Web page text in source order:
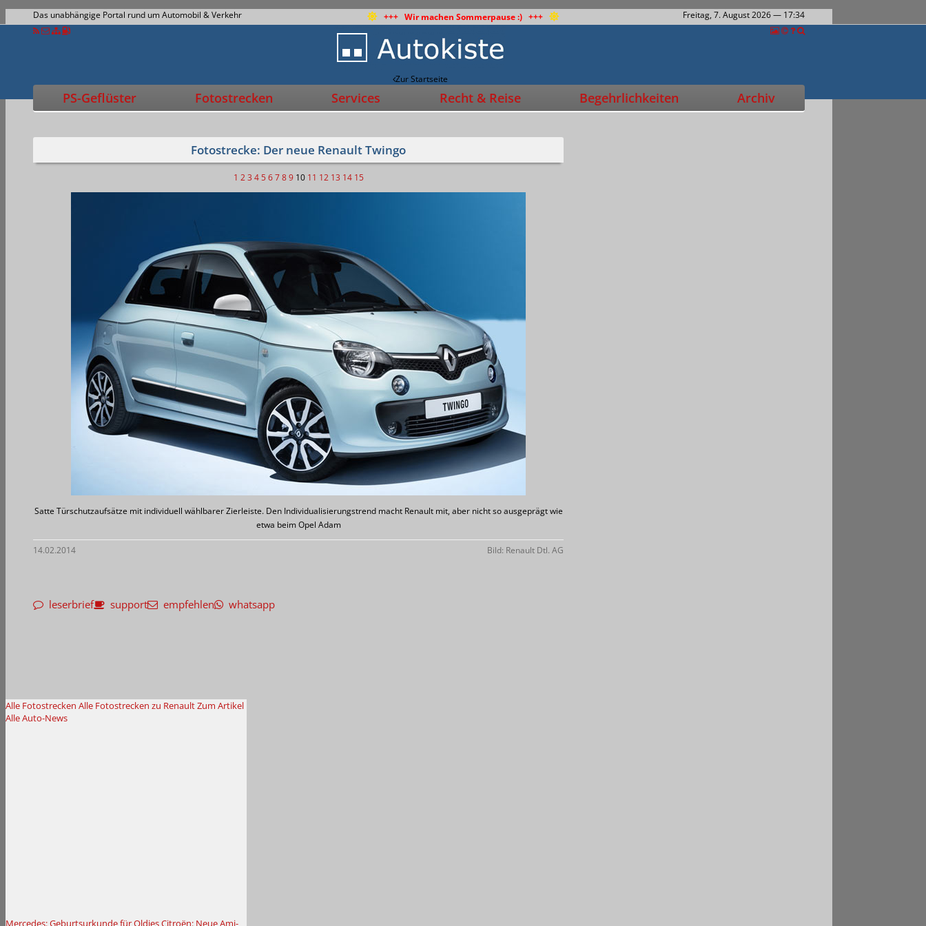
Das unabhängige Portal rund um Automobil & Verkehr +++ Wir machen Sommerpause :) +++ Freitag, 7. August 2026— 17:34
Zur Startseite
PS-Geflüster Fotostrecken Services Recht & Reise Begehrlichkeiten Archiv
Fotostrecke: Der neue Renault Twingo
1 2 3 4 5 6 7 8 9 10 11 12 13 14 15
Satte Türschutzaufsätze mit individuell wählbarer Zierleiste. Den Individualisierungstrend macht Renault mit, aber nicht so ausgeprägt wie
etwa beim Opel Adam
14.02.2014 Bild: Renault Dtl. AG
leserbrief support empfehlen whatsapp
Alle Fotostrecken Alle Fotostrecken zu RenaultZum Artikel
Alle Auto-News
Mercedes: Geburtsurkunde für OldiesCitroën: Neue Ami-